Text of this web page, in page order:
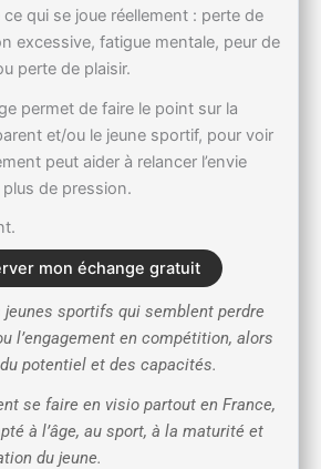
qui se joue réellement : perte de
excessive, fatigue mentale, peur de
perte de plaisir.
permet de faire le point sur la
et/ou le jeune sportif, pour voir
peut aider à relancer l’envie
de pression.
mon échange gratuit
jeunes sportifs qui semblent perdre
l’engagement en compétition, alors
potentiel et des capacités.
se faire en visio partout en France,
à l’âge, au sport, à la maturité et
du jeune.